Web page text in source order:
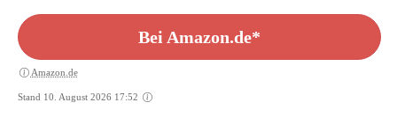
Bei Amazon.de*
Amazon.de
Stand 10. August 2026 17:52